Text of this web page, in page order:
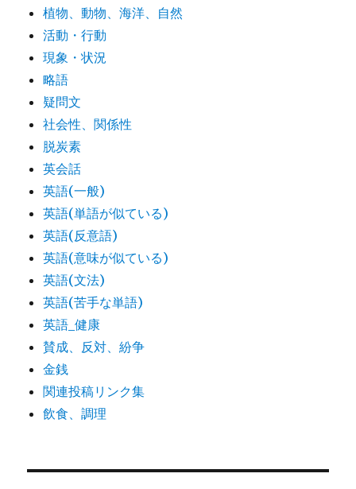
植物、動物、海洋、自然
活動・行動
現象・状況
略語
疑問文
社会性、関係性
脱炭素
英会話
英語(一般)
英語(単語が似ている)
英語(反意語)
英語(意味が似ている)
英語(文法)
英語(苦手な単語)
英語_健康
賛成、反対、紛争
金銭
関連投稿リンク集
飲食、調理